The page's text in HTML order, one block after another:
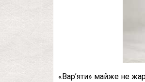
«Вар’яти» майже не